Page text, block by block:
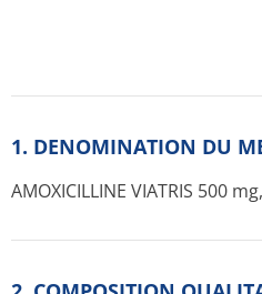
1. DENOMINATION DU
AMOXICILLINE VIATRIS 500